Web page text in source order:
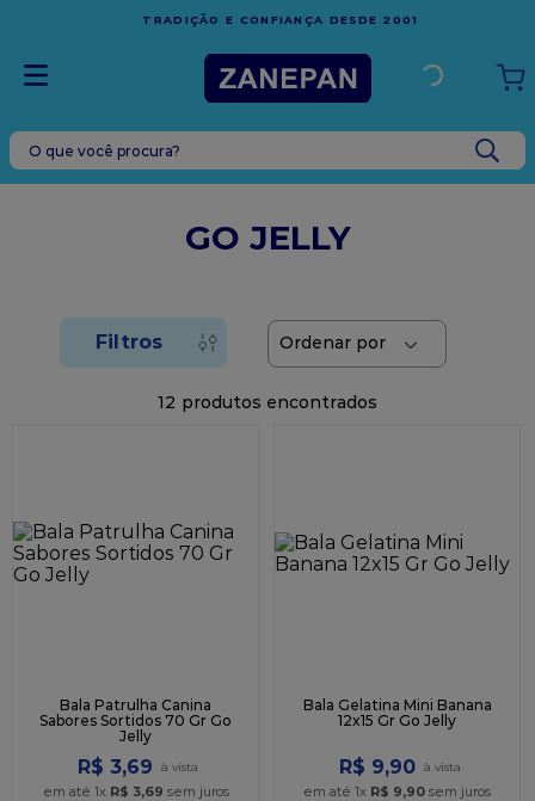
EM COMPRAS ACIMA DE R$1.000,00 PARA O
ESPÍRITO SANTO
O que você procura?
GO JELLY
12
Bala Patrulha Canina
Sabores Sortidos 70 Gr Go
Jelly
R$ 3,69
em até 1x R$ 3,69 sem juros
Bala Gelatina Mini Banana
12x15 Gr Go Jelly
R$ 9,90
em até 1x R$ 9,90 sem juros
TERMOS MAIS BUSCADOS
vela
bala
9º
caixa kraft
10º chocolate